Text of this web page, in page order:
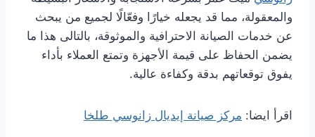
والمعقولة، مما قد يجعله خيارًا وفعّالًا لجميع من يبحث
عن خدمات الصيانة الاحترافية والموثوقة، بالتالى هذا ما
يضمن الحفاظ على قيمة الأجهزة وتمتع العملاء بأداء
يفوق توقعاتهم بدقة وكفاءة عالية.
اقرأ ايضا: مركز صيانة إيديال زانوسي طلخا